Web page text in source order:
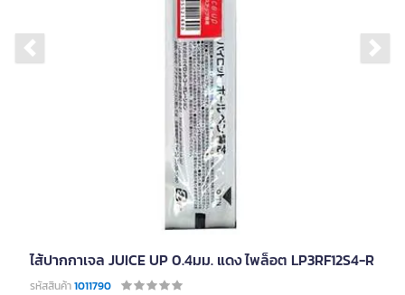
Previous slide
ไส้ปากกาเจล JUICE UP 0.4มม. แดง ไพล็อต LP3RF12S4-R
รหัสสินค้า1011790